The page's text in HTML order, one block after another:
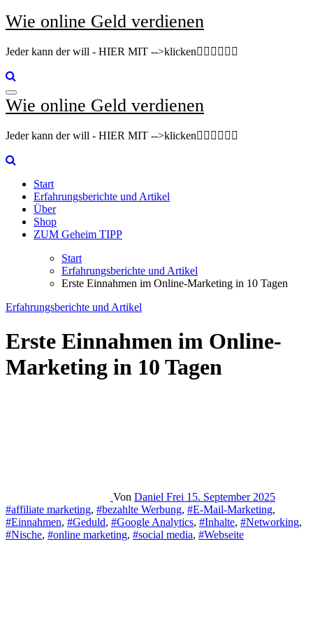
Zum
Inhalt
Wie online Geld verdienen
Jeder kann der will - HIER MIT -->klicken👇🏽👇🏽👇🏽
Wie online Geld verdienen
Jeder kann der will - HIER MIT -->klicken👇🏽👇🏽👇🏽
Start
Erfahrungsberichte und Artikel
Über
Shop
ZUM Geheim TIPP
Start
Erfahrungsberichte und Artikel
Erste Einnahmen im Online-Marketing in 10 Tagen
Erfahrungsberichte und Artikel
Erste Einnahmen im Online-
Marketing in 10 Tagen
Von Daniel Frei 15. September 2025
#affiliate marketing, #bezahlte Werbung, #E-Mail-Marketing,
#Einnahmen, #Geduld, #Google Analytics, #Inhalte, #Networking,
#Nische, #online marketing, #social media, #Webseite